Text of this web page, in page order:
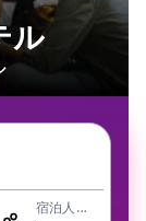
ル
宿泊人数